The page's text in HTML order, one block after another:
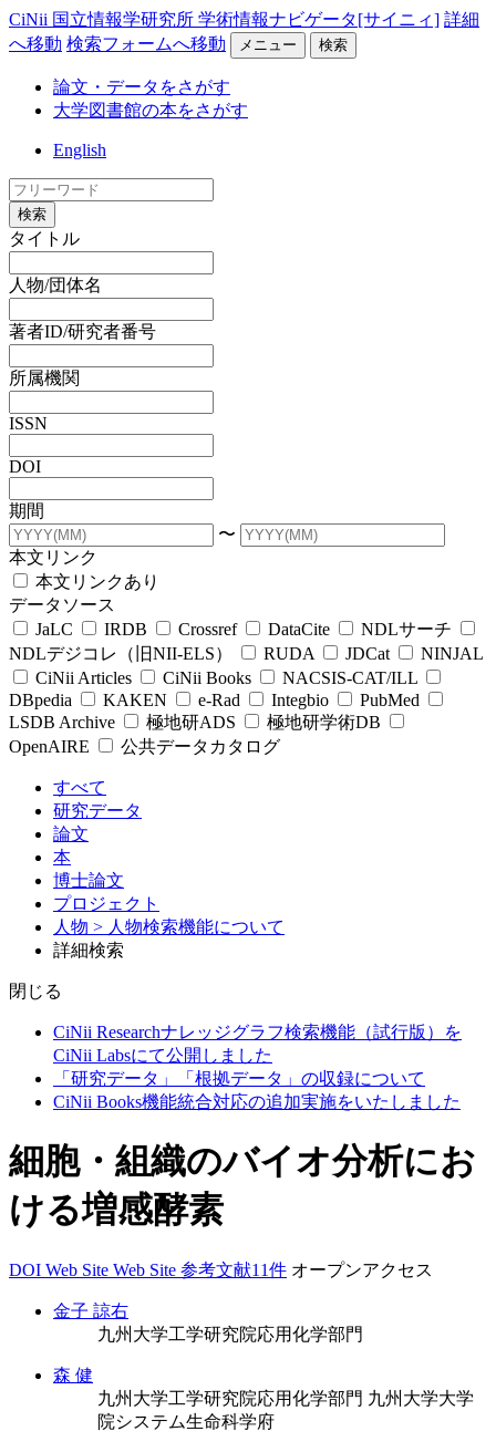
CiNii 国立情報学研究所 学術情報ナビゲータ[サイニィ] 詳細
へ移動 検索フォームへ移動 メニュー 検索
論文・データをさがす
大学図書館の本をさがす
English
検索
タイトル
人物/団体名
著者ID/研究者番号
所属機関
ISSN
DOI
期間
〜
本文リンク
本文リンクあり
データソース
JaLC
IRDB Crossref DataCite
NDLサーチ
NDLデジコレ（旧NII-ELS）
RUDA JDCat
NINJAL
CiNii Articles
CiNii Books
NACSIS-CAT/ILL
DBpedia
KAKEN e-Rad Integbio
PubMed
LSDB Archive
極地研ADS
極地研学術DB
OpenAIRE
公共データカタログ
すべて
研究データ
論文
本
博士論文
プロジェクト
人物 > 人物検索機能について
詳細検索
閉じる
CiNii Researchナレッジグラフ検索機能（試行版）を
CiNii Labsにて公開しました
「研究データ」「根拠データ」の収録について
CiNii Books機能統合対応の追加実施をいたしました
細胞・組織のバイオ分析にお
ける増感酵素
DOI Web Site Web Site 参考文献11件 オープンアクセス
金子 諒右
九州大学工学研究院応用化学部門
森 健
九州大学工学研究院応用化学部門 九州大学大学
院システム生命科学府